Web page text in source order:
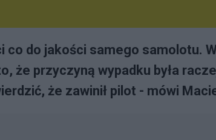
co do jakości samego samolotu.
że przyczyną wypadku była
że zawinił pilot - mówi